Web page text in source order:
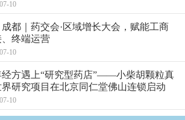
10
成都｜药交会·区域增长大会，赋能工商
、终端运营
10
经方遇上“研究型药店”——小柴胡颗粒真
界研究项目在北京同仁堂佛山连锁启动
10